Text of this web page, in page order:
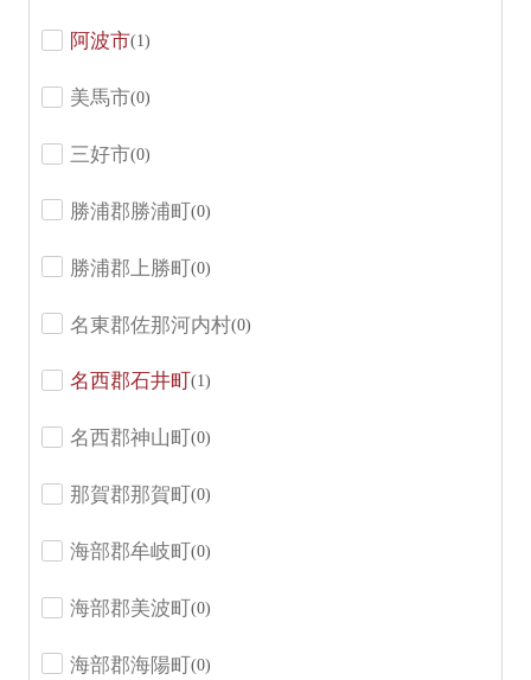
阿波市(1)
美馬市(0)
三好市(0)
勝浦郡勝浦町(0)
勝浦郡上勝町(0)
名東郡佐那河内村(0)
名西郡石井町 (1)
名西郡神山町 (0)
那賀郡那賀町(0)
海部郡牟岐町(0)
海部郡美波町(0)
海部郡海陽町(0)